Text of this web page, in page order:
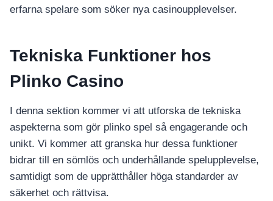
erfarna spelare som söker nya casinoupplevelser.
Tekniska Funktioner hos
Plinko Casino
I denna sektion kommer vi att utforska de tekniska
aspekterna som gör plinko spel så engagerande och
unikt. Vi kommer att granska hur dessa funktioner
bidrar till en sömlös och underhållande spelupplevelse,
samtidigt som de upprätthåller höga standarder av
säkerhet och rättvisa.